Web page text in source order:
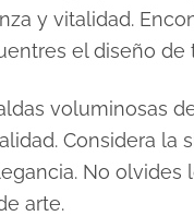
y vitalidad.
el diseño de
voluminosas
Considera
No
arte.